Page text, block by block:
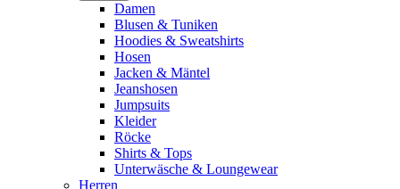
Damen
Blusen & Tuniken
Hoodies & Sweatshirts
Hosen
Jacken & Mäntel
Jeanshosen
Jumpsuits
Kleider
Röcke
Shirts & Tops
Unterwäsche & Loungewear
Herren